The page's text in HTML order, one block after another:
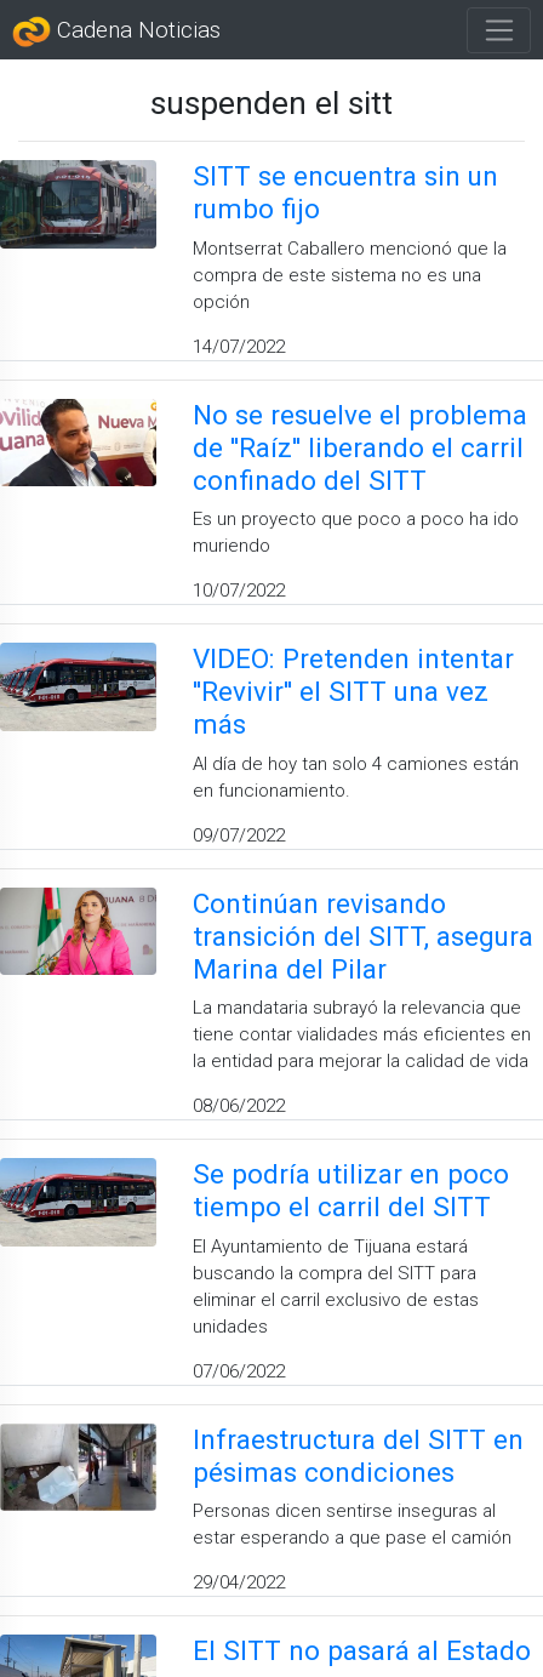
Cadena Noticias
suspenden el sitt
SITT se encuentra sin un
rumbo fijo
Montserrat Caballero mencionó que la
compra de este sistema no es una
opción
14/07/2022
No se resuelve el problema
de ''Raíz'' liberando el carril
confinado del SITT
Es un proyecto que poco a poco ha ido
muriendo
10/07/2022
VIDEO: Pretenden intentar
''Revivir'' el SITT una vez
más
Al día de hoy tan solo 4 camiones están
en funcionamiento.
09/07/2022
Continúan revisando
transición del SITT, asegura
Marina del Pilar
La mandataria subrayó la relevancia que
tiene contar vialidades más eficientes en
la entidad para mejorar la calidad de vida
08/06/2022
Se podría utilizar en poco
tiempo el carril del SITT
El Ayuntamiento de Tijuana estará
buscando la compra del SITT para
eliminar el carril exclusivo de estas
unidades
07/06/2022
Infraestructura del SITT en
pésimas condiciones
Personas dicen sentirse inseguras al
estar esperando a que pase el camión
29/04/2022
El SITT no pasará al Estado